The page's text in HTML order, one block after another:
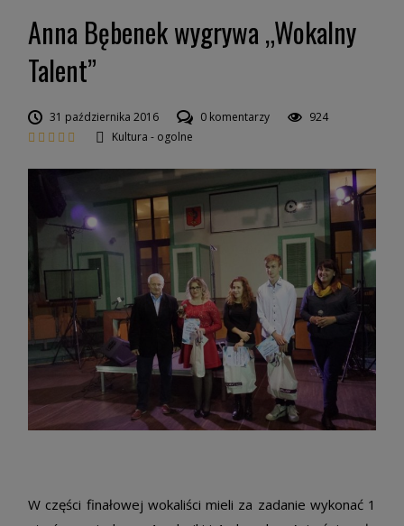
Anna Bębenek wygrywa „Wokalny
Talent”
31 października 2016 0 komentarzy
924
Kultura - ogolne
W części finałowej wokaliści mieli za zadanie wykonać 1